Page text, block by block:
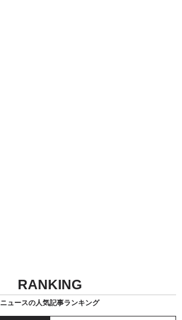
RANKING
ニュースの人気記事ランキング